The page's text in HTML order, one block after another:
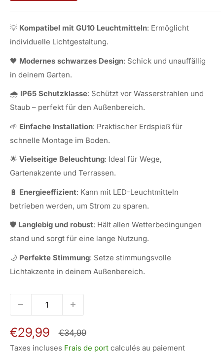
💡 Kompatibel mit GU10 Leuchtmitteln: Ermöglicht
individuelle Lichtgestaltung.
🖤 Modernes schwarzes Design: Schick und unauffällig
in deinem Garten.
🌧️ IP65 Schutzklasse: Schützt vor Wasserstrahlen und
Staub – perfekt für den Außenbereich.
🌱 Einfache Installation: Praktischer Erdspieß für
schnelle Montage im Boden.
🌟 Vielseitige Beleuchtung: Ideal für Wege,
Gartenakzente und Terrassen.
🔋 Energieeffizient: Kann mit LED-Leuchtmitteln
betrieben werden, um Strom zu sparen.
🛡️ Langlebig und robust: Hält allen Wetterbedingungen
stand und sorgt für eine lange Nutzung.
🌙 Perfekte Stimmung: Setze stimmungsvolle
Lichtakzente in deinem Außenbereich.
Prix
réduit
€29,99
Prix
normal
€34,99
Taxes incluses Frais de port calculés au paiement